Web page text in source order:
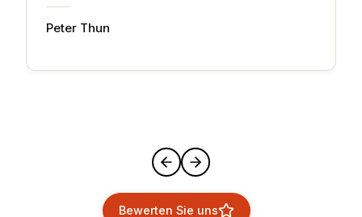
Peter Thun
Bewerten Sie uns